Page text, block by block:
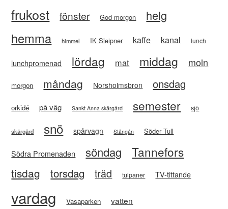
frukost fönster God morgon helg
hemma himmel IK Sleipner kaffe kanal lunch
lunchpromenad lördag mat middag moln
morgon måndag Norsholmsbron onsdag
orkidé på väg Sankt Anna skärgård semester sjö
skärgård snö spårvagn Stångån Söder Tull
Södra Promenaden söndag Tannefors
tisdag torsdag träd tulpaner TV-tittande
vardag Vasaparken vatten